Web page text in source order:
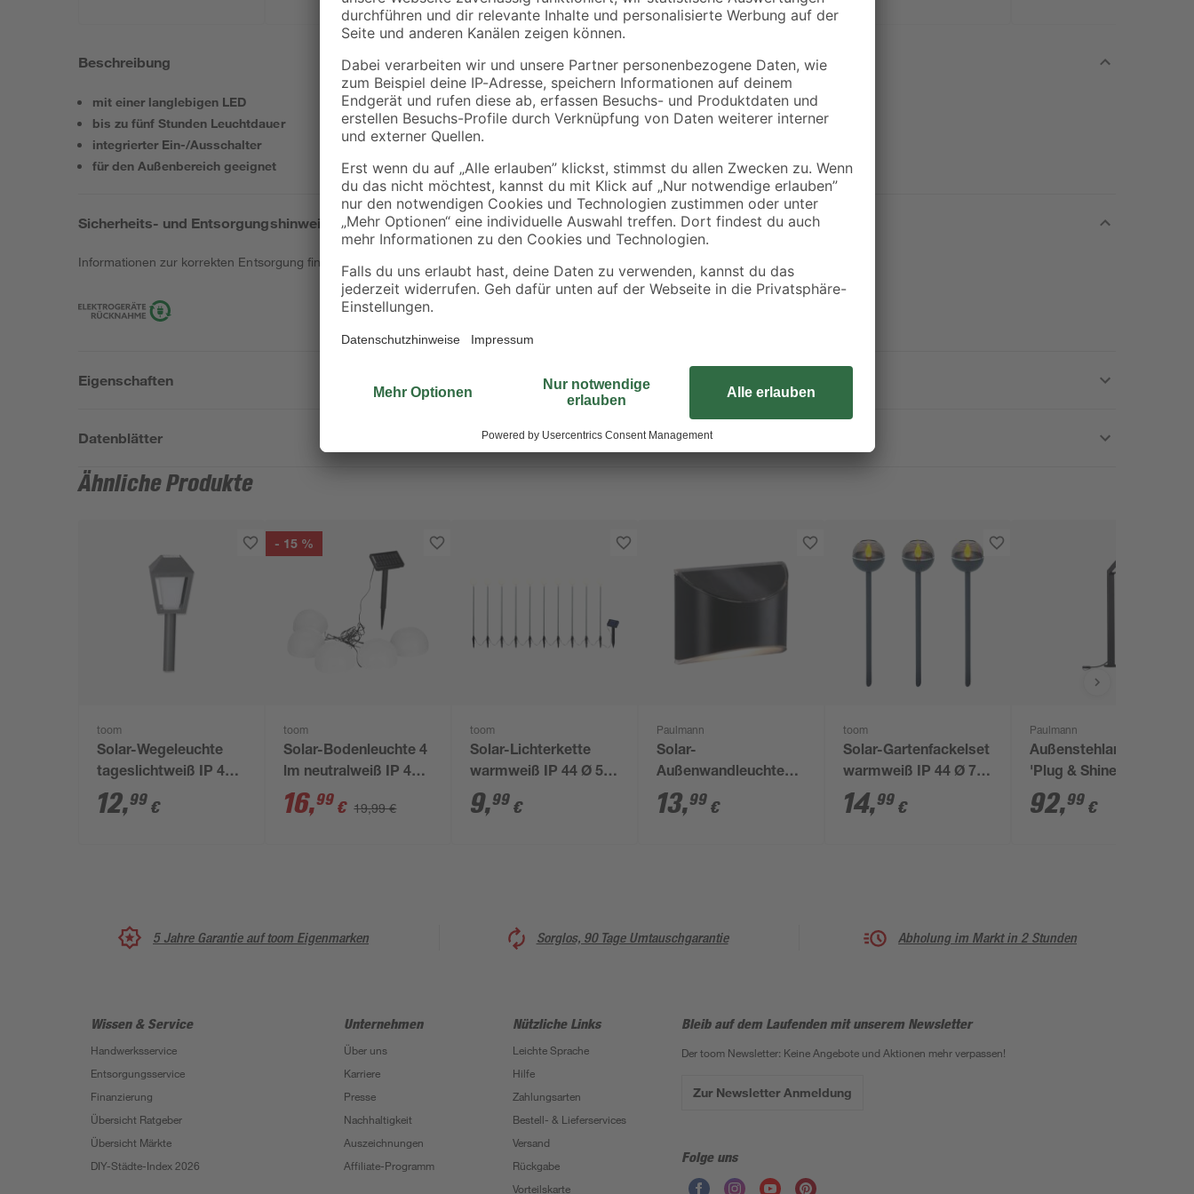
Beschreibung
mit einer langlebigen LED
bis zu fünf Stunden Leuchtdauer
integrierter Ein-/Ausschalter
für den Außenbereich geeignet
Sicherheits- und Entsorgungshinweise
Informationen zur korrekten Entsorgung findest du
Eigenschaften
Datenblätter
Ähnliche Produkte
toom
Solar-Wegeleuchte
tageslichtweiß IP 44
7,5 x 25 cm
12,99 €
- 15 %
toom
Solar-Bodenleuchte 4
lm neutralweiß IP 44
Ø 15 x 9 cm
16,99 € 19,99 €
toom
Solar-Lichterkette
warmweiß IP 44 Ø 5 x
43 cm
9,99 €
Paulmann
Solar-
Außenwandleuchte
'Elliot' 5 lm 10 x 8 x
5,3 cm
13,99 €
toom
Solar-Gartenfackelset
warmweiß IP 44 Ø 7,4
x 34,4 cm 3 Stück
14,99 €
Paulmann
Außenstehlampe
'Plug & Shine' 450 lm
warmweiß IP 65 4,7 x
110,3 cm
92,99 €
5 Jahre Garantie auf toom Eigenmarken Sorglos, 90 Tage Umtauschgarantie Abholung im Markt in 2 Stunden
Wissen & Service
Handwerksservice
Entsorgungsservice
Finanzierung
Übersicht Ratgeber
Übersicht Märkte
DIY-Städte-Index 2026
Unternehmen
Über uns
Karriere
Presse
Nachhaltigkeit
Auszeichnungen
Affiliate-Programm
Nützliche Links
Leichte Sprache
Hilfe
Zahlungsarten
Bestell- & Lieferservices
Versand
Rückgabe
Vorteilskarte
Bleib auf dem Laufenden mit unserem Newsletter
Der toom Newsletter: Keine Angebote und Aktionen mehr verpassen!
Zur Newsletter Anmeldung
Folge uns